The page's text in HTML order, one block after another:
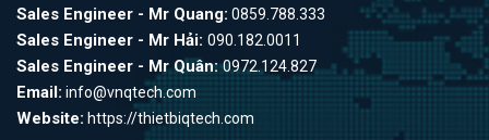
Sales Engineer - Mr Quang: 0859.788.333
Sales Engineer - Mr Hải: 090.182.0011
Sales Engineer - Mr Quân:0972.124.827
Email: info@vnqtech.com
Website: https://thietbiqtech.com